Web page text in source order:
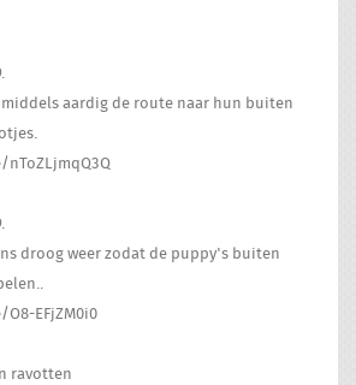
aardig de route naar hun buiten
droog weer zodat de puppy's buiten
EFjZM0i0
ravotten